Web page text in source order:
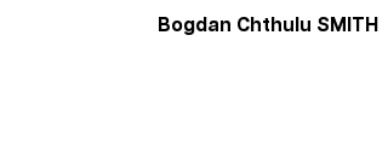
Bogdan Chthulu SMITH